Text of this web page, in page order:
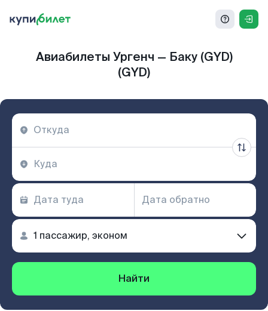
Авиабилеты Ургенч — Баку (GYD)
(GYD)
Найти